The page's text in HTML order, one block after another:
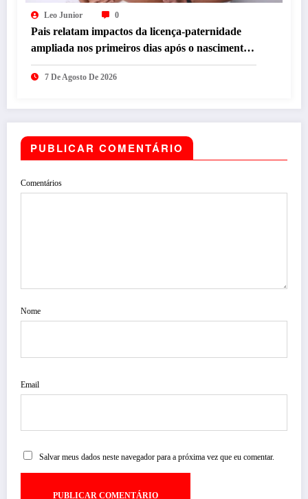
Leo Junior 0
Pais relatam impactos da licença-paternidade
ampliada nos primeiros dias após o nascimento
dos filhos
7 De Agosto De 2026
PUBLICAR COMENTÁRIO
Comentários
Nome
Email
Salvar meus dados neste navegador para a próxima vez que eu comentar.